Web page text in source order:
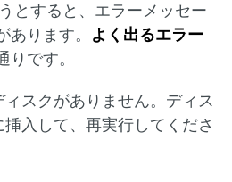
とすると、エラーメッセー
あります。 よく出るエラー
りです。
ィスクがありません。ディス
入して、再実行してくださ